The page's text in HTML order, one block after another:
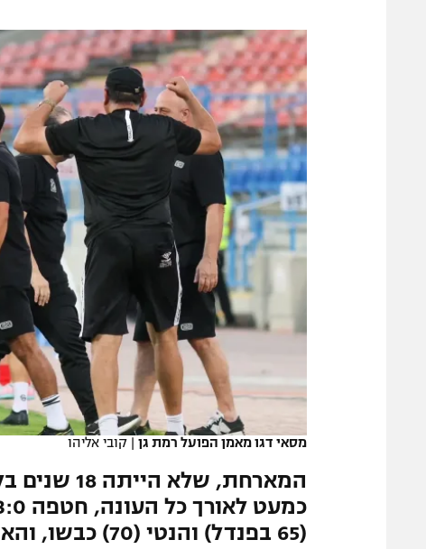
תקנון משתתפים וזוכים בפרסים
תקנון עבור פעילות אלקטרה
תקנון עבור פעילות ספורט 1 – "מרלן"
טניס
גיימינג E-Sports
תנאי שימוש
מדיניות פרטיות
תקנון פעילות ספורט 1
רשיון להקרנה פומבית לבית עסק
הצטרפות לחבילת הערוצים
לוח דרושים – ג'ובנט
תגיות
הפועל תל
הפועל
הפועל
מכבי נתניה
בני יהודה
מסאי דגו מאמן הפועל רמת גן | קובי אליהו
המארחת,
(65 בפנדל)